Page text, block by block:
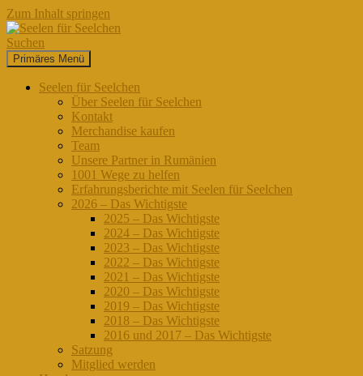
Zum Inhalt springen
Seelen für Seelchen
Suchen
Primäres Menü
Seelen für Seelchen
Über Seelen für Seelchen
Kontakt
Merchandise kaufen
Team
Unsere Partner in Rumänien
1001 Wege zu helfen
Erfahrungsberichte mit Seelen für Seelchen
2026 – Das Wichtigste
2025 – Das Wichtigste
2024 – Das Wichtigste
2023 – Das Wichtigste
2022 – Das Wichtigste
2021 – Das Wichtigste
2020 – Das Wichtigste
2019 – Das Wichtigste
2018 – Das Wichtigste
2016 und 2017 – Das Wichtigste
Satzung
Mitglied werden